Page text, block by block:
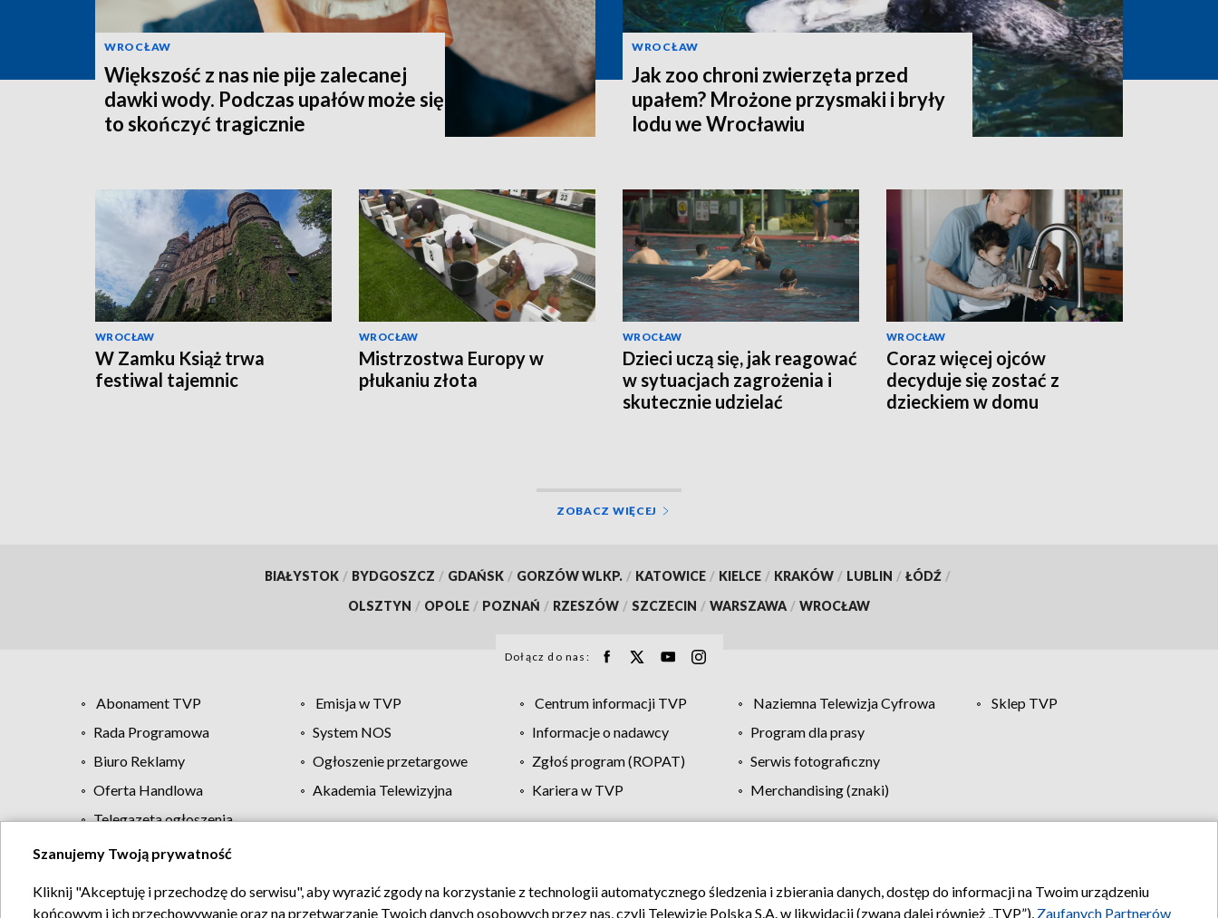
WROCŁAW
Większość z nas nie pije zalecanej
dawki wody. Podczas upałów może się
to skończyć tragicznie
WROCŁAW
Jak zoo chroni zwierzęta przed
upałem? Mrożone przysmaki i bryły
lodu we Wrocławiu
WROCŁAW
W Zamku Książ trwa
festiwal tajemnic
WROCŁAW
Mistrzostwa Europy w
płukaniu złota
WROCŁAW
Dzieci uczą się, jak reagować
w sytuacjach zagrożenia i
skutecznie udzielać
WROCŁAW
Coraz więcej ojców
decyduje się zostać z
dzieckiem w domu
ZOBACZ WIĘCEJ
BIAŁYSTOK / BYDGOSZCZ / GDAŃSK / GORZÓW WLKP. / KATOWICE / KIELCE / KRAKÓW / LUBLIN / ŁÓDŹ /
OLSZTYN / OPOLE / POZNAŃ / RZESZÓW / SZCZECIN / WARSZAWA / WROCŁAW
Dołącz do nas:
Abonament TVP Emisja w TVP Centrum informacji TVP Naziemna Telewizja Cyfrowa
Sklep TVP
Rada Programowa
System NOS Informacje o nadawcy
Program dla prasy
Biuro Reklamy
Ogłoszenie przetargowe Zgłoś program (ROPAT)
Serwis fotograficzny
Oferta Handlowa
Akademia Telewizyjna Kariera w TVP
Merchandising (znaki)
Telegazeta ogłoszenia
Regulamin TVP Polityka prywatności Moje zgody Pomoc Biuro reklamy Kontakt
Szanujemy Twoją prywatność
Kliknij "Akceptuję i przechodzę do serwisu", aby wyrazić zgody na korzystanie z technologii automatycznego śledzenia i zbierania danych, dostęp do informacji na Twoim urządzeniu
końcowym i ich przechowywanie oraz na przetwarzanie Twoich danych osobowych przez nas, czyli Telewizję Polską S.A. w likwidacji (zwaną dalej również „TVP”), Zaufanych Partnerów